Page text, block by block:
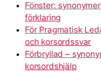
Fönster:
förklaring
För Pragmatisk
och korsordssvar
Förbryllad –
korsordshjälp